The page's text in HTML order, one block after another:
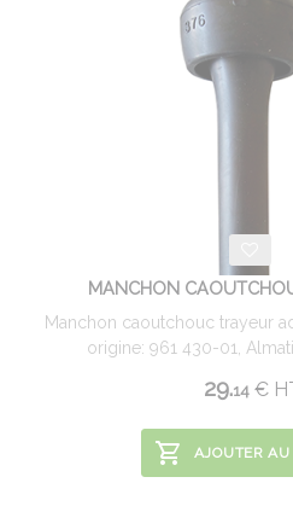
MANCHON
Manchon caoutchouc trayeur
origine: 961 430-01,
29.14 €
AJOUTER AU